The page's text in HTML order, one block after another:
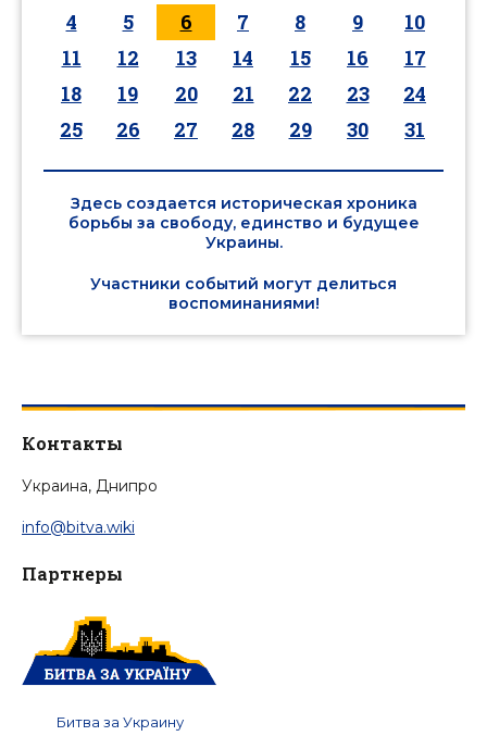
4
5 6 7 8 9
10
11
12 13 14 15 16
17
18
19 20 21 22 23
24
25
26 27 28 29 30 31
Здесь создается историческая хроника
борьбы за свободу, единство и будущее
Украины.
Участники событий могут делиться
воспоминаниями!
Контакты
Украина, Днипро
info@bitva.wiki
Партнеры
Битва за Украину